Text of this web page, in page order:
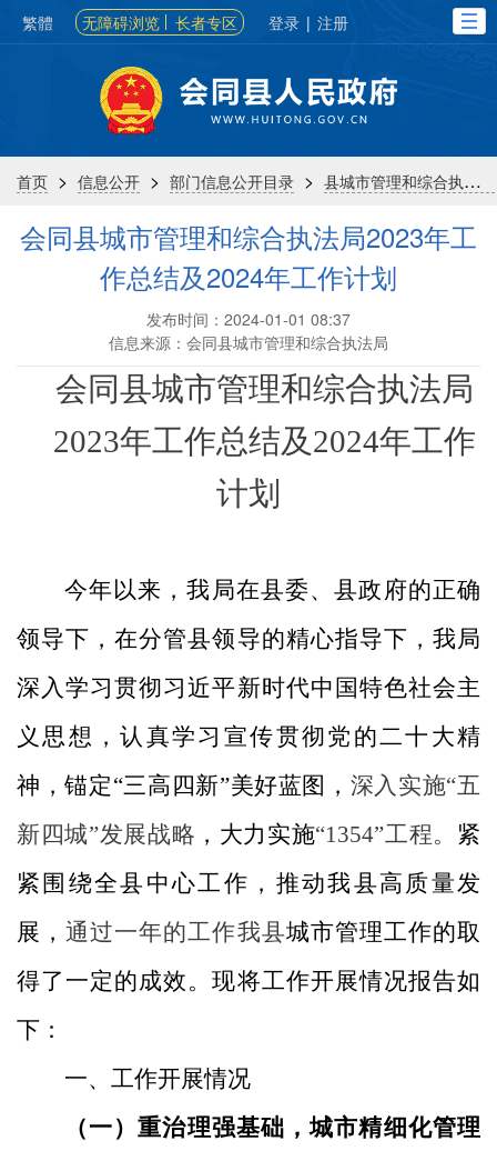
繁體 无障碍浏览 长者专区 登录 | 注册
首页 > 信息公开 > 部门信息公开目录 > 县城市管理和综合执法局
会同县城市管理和综合执法局2023年工
作总结及2024年工作计划
发布时间：2024-01-01 08:37
信息来源：会同县城市管理和综合执法局
会同县城市管理和综合执法局
2023年工作总结及2024年工作
计划
今年以来，我局在县委、县政府的正确
领导下，在分管县领导的精心指导下，我局
深入学习贯彻习近平新时代中国特色社会主
义思想，认真学习宣传贯彻党的二十大精
神，锚定“三高四新”美好蓝图， 深入实施“五
新四城”发展战略 ，大力实施“1354”工程。 紧
紧围绕全县中心工作，推动我县高质量发
展，通过一年的工作我县城市管理工作的取
得了一定的成效。现将工作开展情况报告如
下：
一、工作开展情况
（一）重治理强基础，城市精细化管理